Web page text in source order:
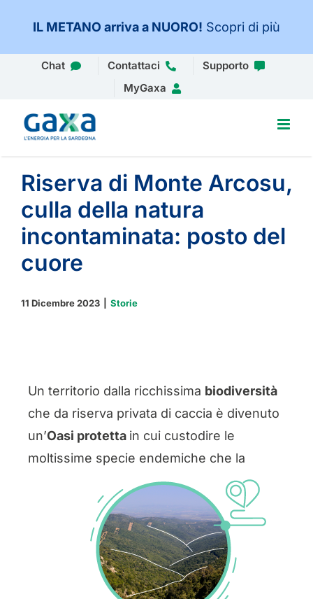
IL METANO arriva a NUORO! Scopri di più
Chat Contattaci
Supporto
MyGaxa
Riserva di Monte Arcosu,
culla della natura
incontaminata: posto del
cuore
11 Dicembre 2023 Storie
Un territorio dalla ricchissima biodiversità
che da riserva privata di caccia è divenuto
un’Oasi protetta in cui custodire le
moltissime specie endemiche che la